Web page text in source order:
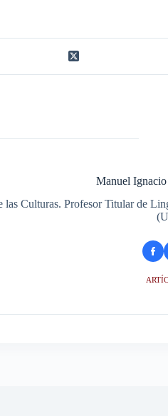
Manuel Ignacio
Culturas. Profesor Titular de